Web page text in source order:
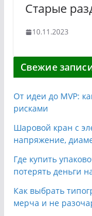
Старые
10.11.2023
Свежие
От идеи до MVP:
рисками
Шаровой кран с
напряжение,
Где купить
потерять деньги
Как выбрать
мерча и не